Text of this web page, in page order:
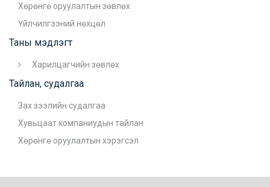
Хөрөнгө оруулалтын зөвлөх
Үйлчилгээний нөхцөл
Таны мэдлэгт
Харилцагчийн зөвлөх
Тайлан, судалгаа
Зах зээлийн судалгаа
Хувьцаат компаниудын тайлан
Хөрөнгө оруулалтын хэрэгсэл